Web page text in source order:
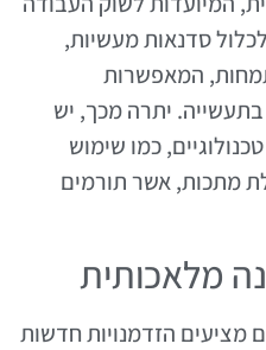
סדנאות מעשיות,
המאפשרות
יתרה מכך, יש
כמו שימוש
מתכות, אשר תורמים
מלאכותית
מציעים הזדמנויות חדשות